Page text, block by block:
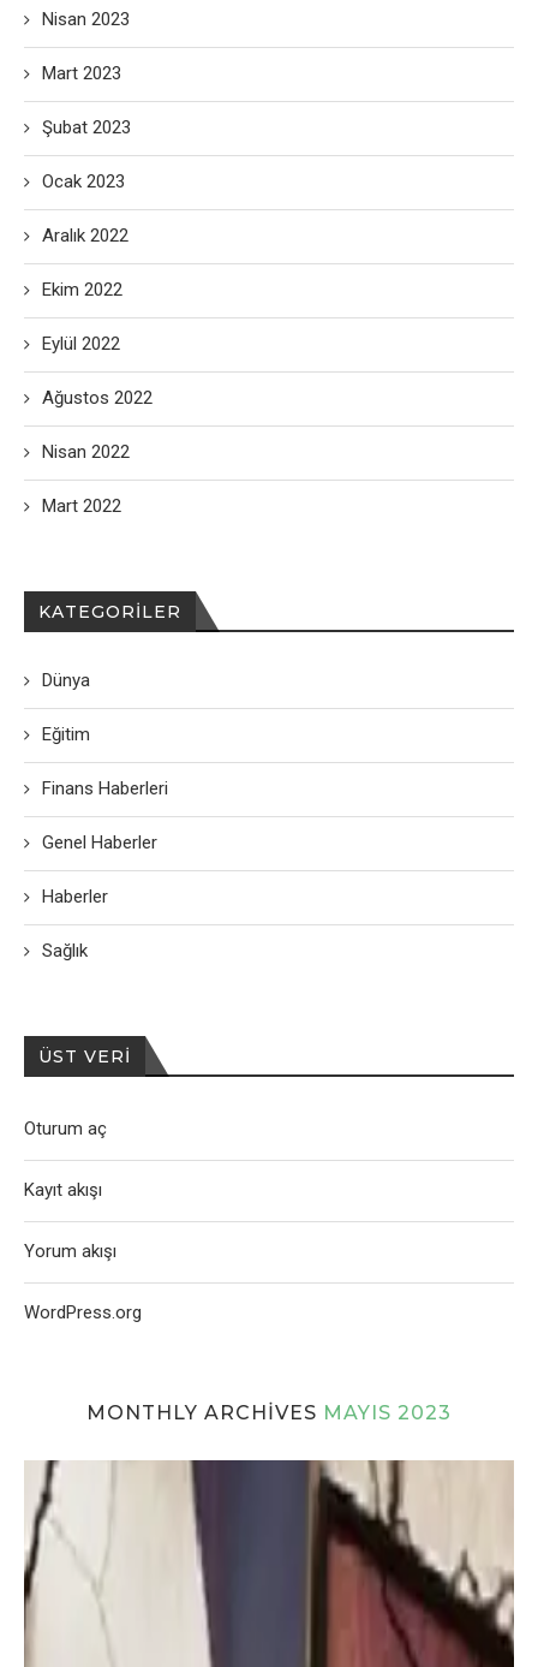
MONTHLY ARCHIVES MAYIS 2023
Nisan 2023
Mart 2023
Şubat 2023
Ocak 2023
Aralık 2022
Ekim 2022
Eylül 2022
Ağustos 2022
Nisan 2022
Mart 2022
KATEGORILER
Dünya
Eğitim
Finans Haberleri
Genel Haberler
Haberler
Sağlık
ÜST VERI
Oturum aç
Kayıt akışı
Yorum akışı
WordPress.org